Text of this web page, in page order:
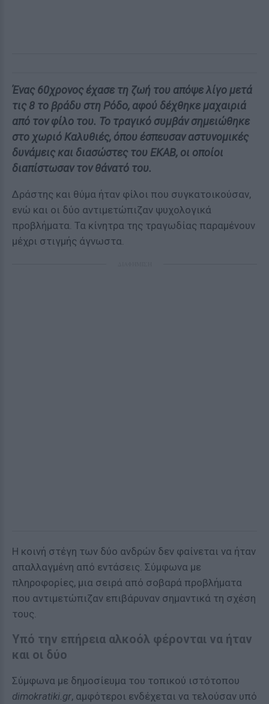
Ένας 60χρονος έχασε τη ζωή του απόψε λίγο μετά
τις 8 το βράδυ στη Ρόδο, αφού δέχθηκε μαχαιριά
από τον φίλο του. Το τραγικό συμβάν σημειώθηκε
στο χωριό Καλυθιές, όπου έσπευσαν αστυνομικές
δυνάμεις και διασώστες του ΕΚΑΒ, οι οποίοι
διαπίστωσαν τον θάνατό του.
Δράστης και θύμα ήταν φίλοι που συγκατοικούσαν,
ενώ και οι δύο αντιμετώπιζαν ψυχολογικά
προβλήματα. Τα κίνητρα της τραγωδίας παραμένουν
μέχρι στιγμής άγνωστα.
Η κοινή στέγη των δύο ανδρών δεν φαίνεται να ήταν
απαλλαγμένη από εντάσεις. Σύμφωνα με
πληροφορίες, μια σειρά από σοβαρά προβλήματα
που αντιμετώπιζαν επιβάρυναν σημαντικά τη σχέση
τους.
Υπό την επήρεια αλκοόλ φέρονται να ήταν
και οι δύο
Σύμφωνα με δημοσίευμα του τοπικού ιστότοπου
dimokratiki.gr, αμφότεροι ενδέχεται να τελούσαν υπό